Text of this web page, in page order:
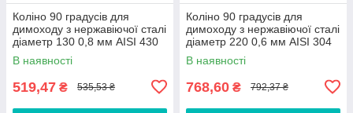
Коліно 90 градусів для
димоходу з нержавіючої сталі
діаметр 130 0,8 мм AISI 430
В наявності
519,47 ₴ 535,53 ₴
Коліно 90 градусів для
димоходу з нержавіючої сталі
діаметр 220 0,6 мм AISI 304
В наявності
768,60 ₴ 792,37 ₴